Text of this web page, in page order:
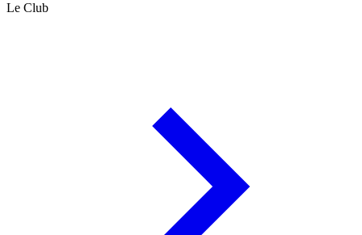
Le Club